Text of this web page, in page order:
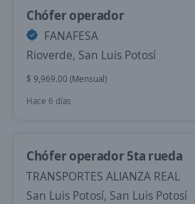
Chófer operador
FANAFESA
Rioverde, San Luis Potosí
$ 9,969.00 (Mensual)
Hace 6 días
Chófer operador 5ta rueda
TRANSPORTES ALIANZA REAL
San Luis Potosí, San Luis Potosí